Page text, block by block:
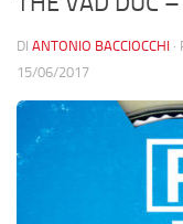
DI ANTONIO BACCIOCCHI
15/06/2017